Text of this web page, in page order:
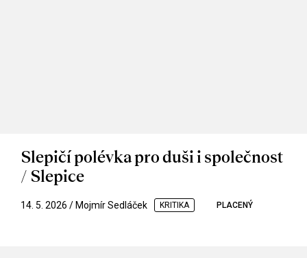
Slepičí polévka pro duši i společnost
/ Slepice
14. 5. 2026 / Mojmír Sedláček KRITIKA PLACENÝ